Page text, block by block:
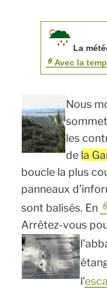
La
Avec la
Nous
les
de la
boucle la plus
panneaux
sont balisés. En
Arrêtez-vous
l’